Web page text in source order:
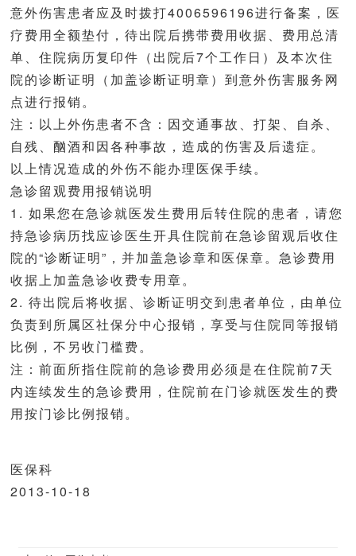
意外伤害患者应及时拨打4006596196进行备案，医
疗费用全额垫付，待出院后携带费用收据、费用总清
单、住院病历复印件（出院后7个工作日）及本次住
院的诊断证明（加盖诊断证明章）到意外伤害服务网
点进行报销。
注：以上外伤患者不含：因交通事故、打架、自杀、
自残、酗酒和因各种事故，造成的伤害及后遗症。
以上情况造成的外伤不能办理医保手续。
急诊留观费用报销说明
1. 如果您在急诊就医发生费用后转住院的患者，请您
持急诊病历找应诊医生开具住院前在急诊留观后收住
院的“诊断证明”，并加盖急诊章和医保章。急诊费用
收据上加盖急诊收费专用章。
2. 待出院后将收据、诊断证明交到患者单位，由单位
负责到所属区社保分中心报销，享受与住院同等报销
比例，不另收门槛费。
注：前面所指住院前的急诊费用必须是在住院前7天
内连续发生的急诊费用，住院前在门诊就医发生的费
用按门诊比例报销。
医保科
2013-10-18